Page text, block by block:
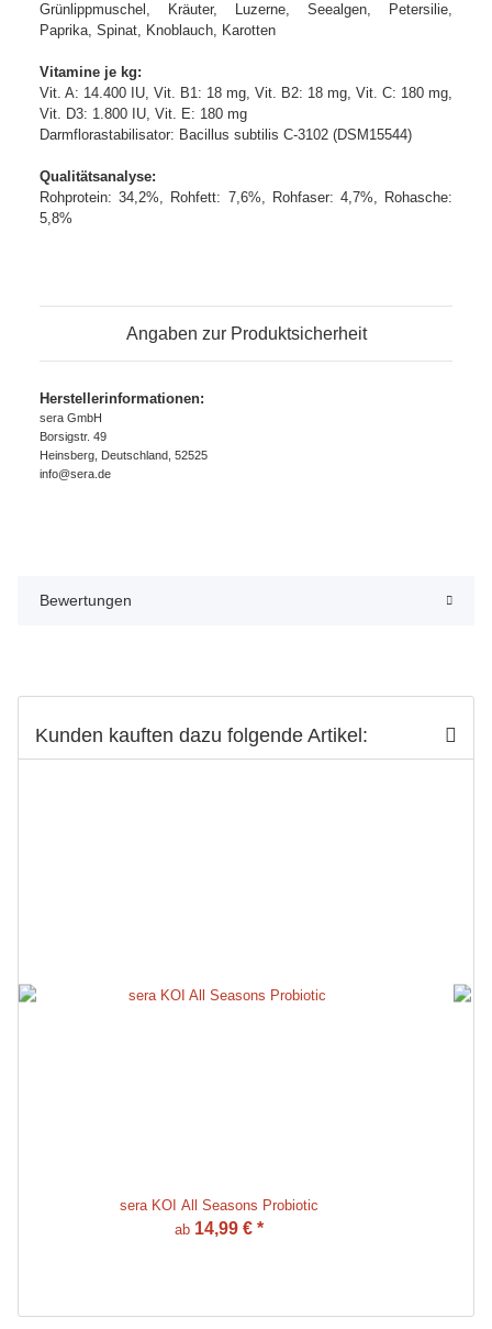
Grünlippmuschel, Kräuter, Luzerne, Seealgen, Petersilie,
Paprika, Spinat, Knoblauch, Karotten
Vitamine je kg:
Vit. A: 14.400 IU, Vit. B1: 18 mg, Vit. B2: 18 mg, Vit. C: 180 mg,
Vit. D3: 1.800 IU, Vit. E: 180 mg
Darmflorastabilisator: Bacillus subtilis C-3102 (DSM15544)
Qualitätsanalyse:
Rohprotein: 34,2%, Rohfett: 7,6%, Rohfaser: 4,7%, Rohasche:
5,8%
Angaben zur Produktsicherheit
Herstellerinformationen:
sera GmbH
Borsigstr. 49
Heinsberg, Deutschland, 52525
info@sera.de
Bewertungen
Kunden kauften dazu folgende Artikel:
sera KOI All Seasons Probiotic
ab 14,99 € *